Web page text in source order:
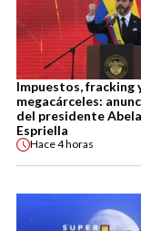
Impuestos, fracking
megacárceles:
del presidente
Espriella
Hace4 horas